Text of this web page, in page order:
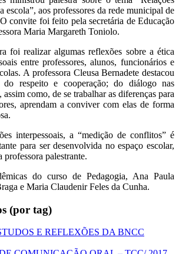
escola”, aos professores da rede municipal de
convite foi feito pela secretária de Educação
Maria Margareth Toniolo.
foi realizar algumas reflexões sobre a ética
entre professores, alunos, funcionários e
A professora Cleusa Bernadete destacou
do respeito e cooperação; do diálogo nas
assim como, de se trabalhar as diferenças para
aprendam a conviver com elas de forma
interpessoais, a “medição de conflitos” é
para ser desenvolvida no espaço escolar,
palestrante.
do curso de Pedagogia, Ana Paula
e Maria Claudenir Feles da Cunha.
(por tag)
E REFLEXÕES DA BNCC